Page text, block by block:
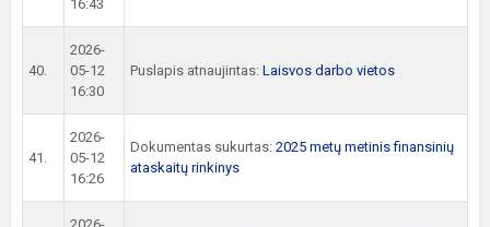
16:43
40.
2026-
05-12
16:30
Puslapis atnaujintas: Laisvos darbo vietos
41.
2026-
05-12
16:26
Dokumentas sukurtas: 2025 metų metinis finansinių
ataskaitų rinkinys